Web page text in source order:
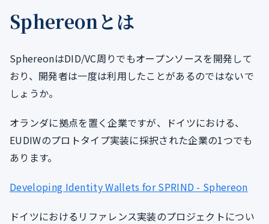
Sphereonとは
SphereonはDID/VC周りでもオープンソースを開発して
おり、開発者は一度は利用したことがあるのではないで
しょうか。
オランダに拠点を置く企業ですが、ドイツにおける、
EUDIWのプロトタイプ実装に採択された企業の1つでも
あります。
Developing Identity Wallets for SPRIND - Sphereon
ドイツにおけるリファレンス実装のプロジェクトについ